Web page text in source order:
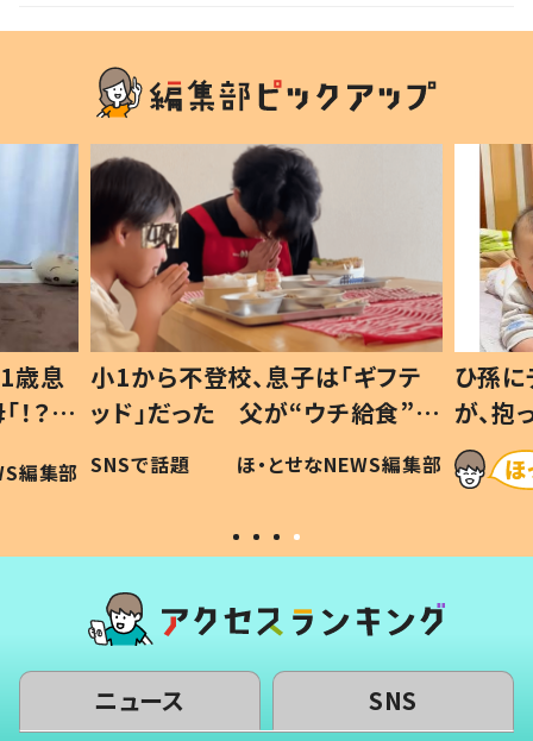
歳息
？」
編集部
小1から不登校、息子は「ギフテ
ッド」だった 父が“ウチ給食”を
作り続ける理由とは #令和の親
#令和の子
SNSで話題 ほ・とせなNEWS編集部
ひ孫
が、
「涙が
い」
ニュース SNS